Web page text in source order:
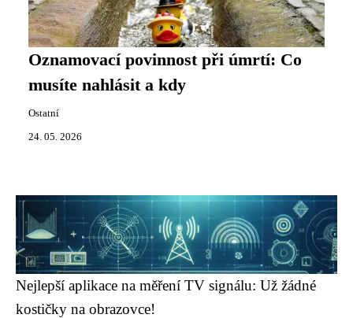
Oznamovací povinnost při úmrtí: Co
musíte nahlásit a kdy
Ostatní
24. 05. 2026
Nejlepší aplikace na měření TV signálu: Už žádné
kostičky na obrazovce!